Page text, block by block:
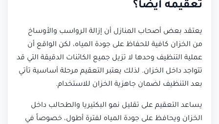
تعقيمه أيضاً؟
يعتقد بعض أصحاب المنازل أن إزالة الرواسب والأوساخ
من الخزان كافية للحفاظ على جودة المياه، لكن الواقع أن
عملية التنظيف وحدها لا تزيل جميع الكائنات الدقيقة التي قد
تتواجد داخل الخزان. لذلك يعتبر التعقيم مرحلة أساسية تأتي
بعد التنظيف لضمان جاهزية الخزان للاستخدام.
يساعد التعقيم على تقليل نمو البكتيريا والطحالب داخل
الخزان ويحافظ على جودة المياه لفترة أطول، خصوصاً في